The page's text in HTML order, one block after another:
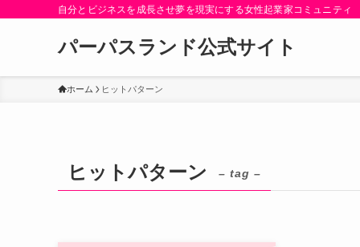
自分とビジネスを成長させ夢を現実にする女性起業家コミュニティ
パーパスランド公式サイト
ホーム ヒットパターン
ヒットパターン – tag –